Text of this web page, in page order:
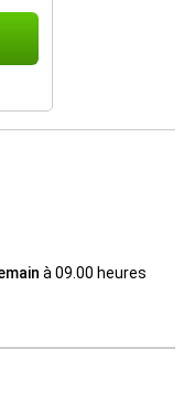
à 09.00 heures